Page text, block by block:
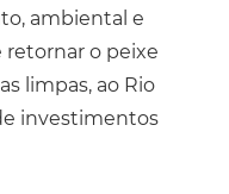
ambiental e
retornar o peixe
limpas, ao Rio
investimentos